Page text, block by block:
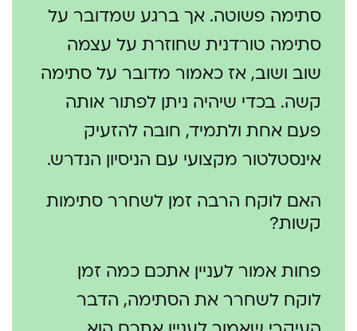
סתימה פשוטה. אך ברגע שמדובר על
סתימה טורדנית שחוזרת על עצמה
שוב ושוב, אז כאמור מדובר על סתימה
קשה. בכדי שיהיה ניתן לפתור אותה
פעם אחת ולתמיד, חובה להזעיק
אינסטלטור מקצועי עם הניסיון הנדרש.
האם לוקח הרבה זמן לשחרר סתימות
קשות?
פחות אמור לעניין אתכם כמה זמן
לוקח לשחרר את הסתימה, הדבר